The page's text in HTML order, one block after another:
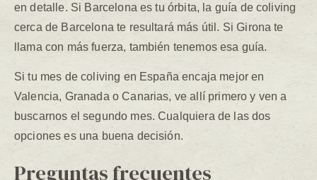
en detalle. Si Barcelona es tu órbita, la guía de coliving
cerca de Barcelona te resultará más útil. Si Girona te
llama con más fuerza, también tenemos esa guía.
Si tu mes de coliving en España encaja mejor en
Valencia, Granada o Canarias, ve allí primero y ven a
buscarnos el segundo mes. Cualquiera de las dos
opciones es una buena decisión.
Preguntas frecuentes